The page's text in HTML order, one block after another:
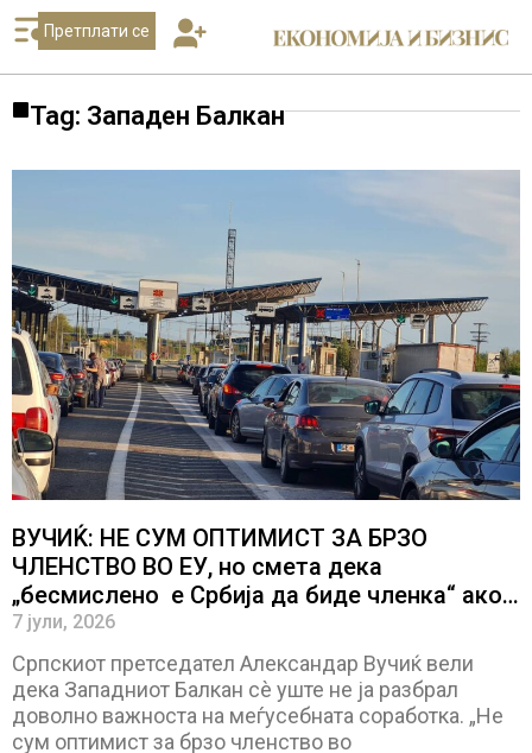
Претплати се
Tag: Западен Балкан
ВУЧИЌ: НЕ СУМ ОПТИМИСТ ЗА БРЗО
ЧЛЕНСТВО ВО ЕУ, но смета дека
„бесмислено е Србија да биде членка“ ако
не се и Македонија или Босна и Херцеговина
7 јули, 2026
Српскиот претседател Александар Вучиќ вели
дека Западниот Балкан сè уште не ја разбрал
доволно важноста на меѓусебната соработка. „Не
сум оптимист за брзо членство во